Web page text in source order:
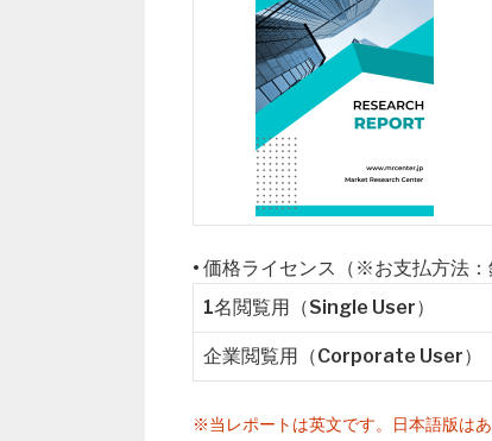
• 価格ライセンス（※お支払方法：
1名閲覧用（Single User）
企業閲覧用（Corporate User）
※当レポートは英文です。日本語版はあ